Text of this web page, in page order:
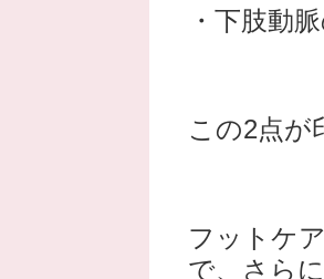
・下肢動
この2点が
フットケ
で、さら